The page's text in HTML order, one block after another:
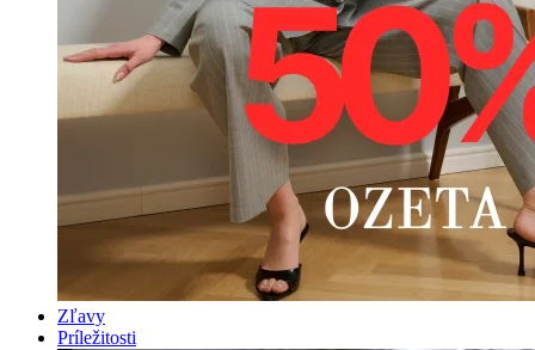
Zľavy
Príležitosti